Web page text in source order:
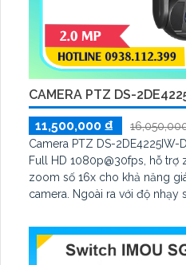
CAMERA PTZ DS-
11,500,000 ₫
Camera PTZ DS-2DE4225IW-
Full HD 1080p@30fps, hỗ trợ
zoom số 16x cho khả năng
camera. Ngoài ra với độ nhạy sáng thấp 0.005 Lux, tích
3at) giúp ổn định hình ảnh